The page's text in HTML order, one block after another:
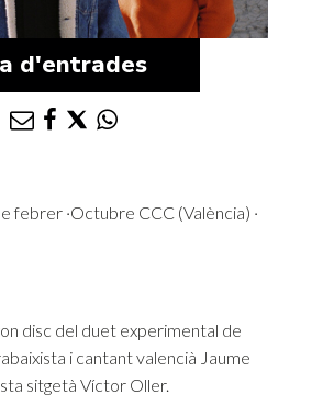
d'entrades
febrer ·Octubre CCC (València) ·
disc del duet experimental de
i cantant valencià Jaume
sitgetà Víctor Oller.